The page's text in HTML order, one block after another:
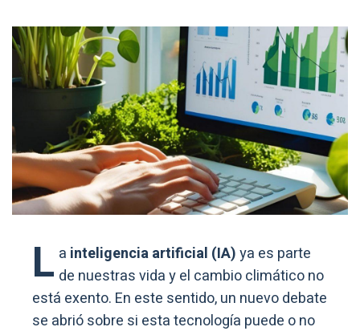
L a inteligencia artificial (IA)ya es parte
de nuestras vida y el cambio climático no
está exento. En este sentido, un nuevo debate
se abrió sobre si esta tecnología puede o no